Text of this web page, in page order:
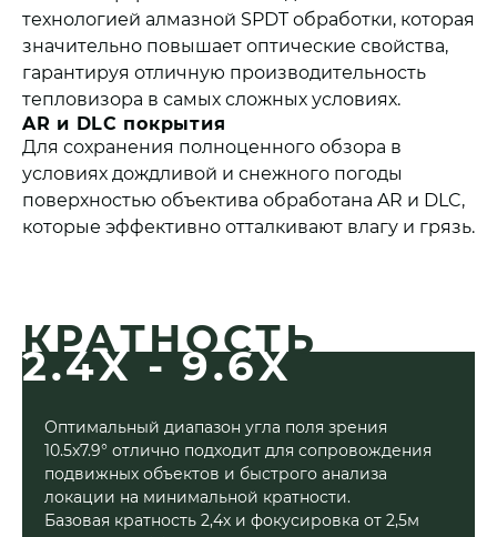
технологией алмазной SPDT обработки, которая
значительно повышает оптические свойства,
гарантируя отличную производительность
тепловизора в самых сложных условиях.
AR и DLC покрытия
Для сохранения полноценного обзора в
условиях дождливой и снежного погоды
поверхностью объектива обработана AR и DLC,
которые эффективно отталкивают влагу и грязь.
КРАТНОСТЬ
2.4X - 9.6X
Оптимальный диапазон угла поля зрения
10.5x7.9° отлично подходит для сопровождения
подвижных объектов и быстрого анализа
локации на минимальной кратности.
Базовая кратность 2,4х и фокусировка от 2,5м